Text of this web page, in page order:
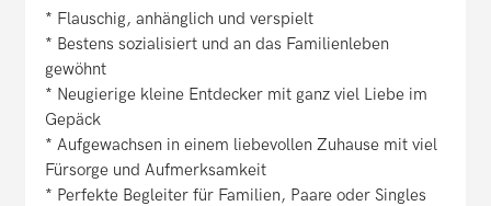
* Flauschig, anhänglich und verspielt
* Bestens sozialisiert und an das Familienleben
gewöhnt
* Neugierige kleine Entdecker mit ganz viel Liebe im
Gepäck
* Aufgewachsen in einem liebevollen Zuhause mit viel
Fürsorge und Aufmerksamkeit
* Perfekte Begleiter für Familien, Paare oder Singles